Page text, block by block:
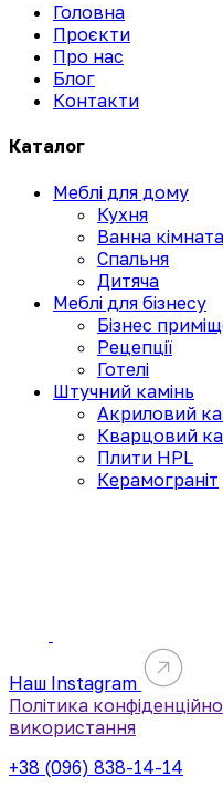
Головна
Проєкти
Про нас
Блог
Контакти
Каталог
Меблі для дому
Кухня
Ванна кімната
Спальня
Дитяча
Меблі для бізнесу
Бізнес
Рецепції
Готелі
Штучний камінь
Акриловий
Кварцовий
Плити HPL
Керамограніт
Наш Instagram
Політика
використання
+38 (096) 838-14-14